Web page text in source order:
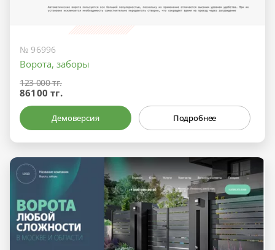
№ 96996
Ворота, заборы
123 000 тг.
86100 тг.
Демоверсия Подробнее